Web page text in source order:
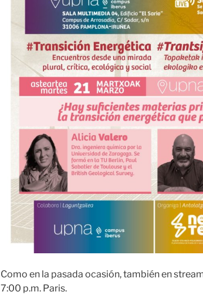
Como en la pasada ocasión, también en
7:00 p.m. Paris.